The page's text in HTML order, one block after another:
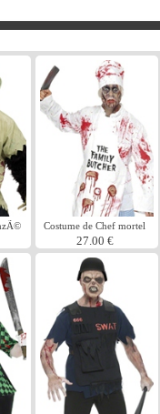
Costume de Chef mortel
27.00 €